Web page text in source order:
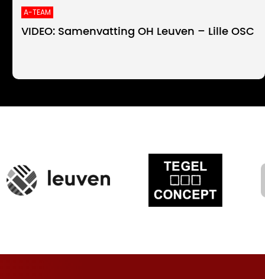
A-TEAM
VIDEO: Samenvatting OH Leuven – Lille OSC